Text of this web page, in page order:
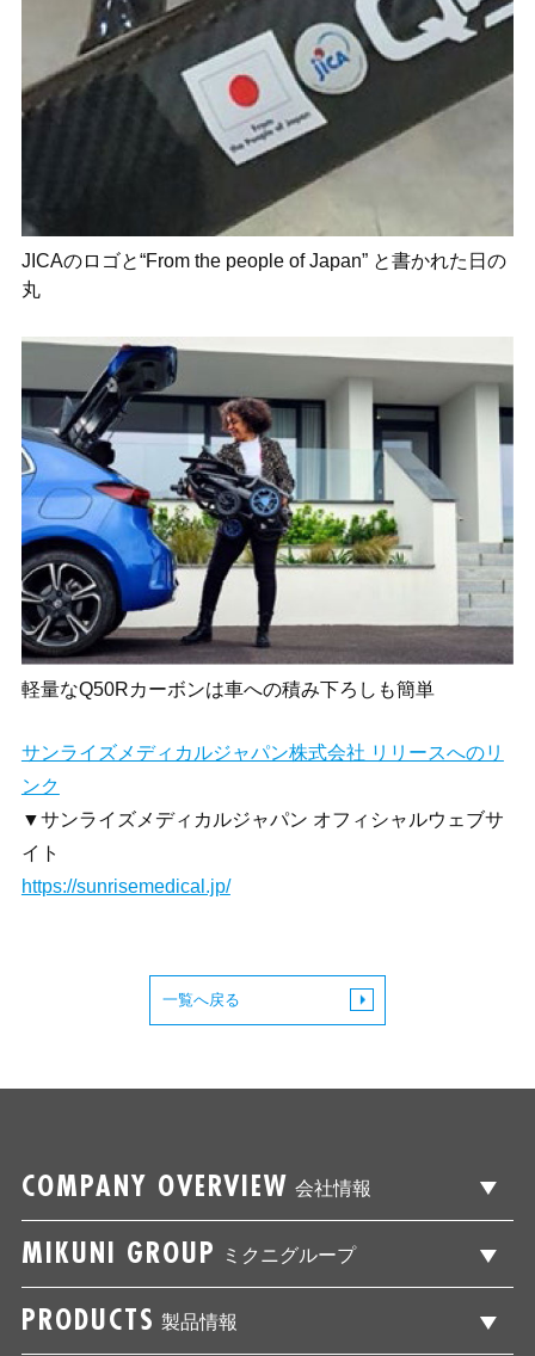
JICAのロゴと“From the people of Japan” と書かれた日の
丸
軽量なQ50Rカーボンは車への積み下ろしも簡単
サンライズメディカルジャパン株式会社 リリースへのリ
ンク
▼サンライズメディカルジャパン オフィシャルウェブサ
イト
https://sunrisemedical.jp/
一覧へ戻る
COMPANY OVERVIEW 会社情報
MIKUNI GROUP ミクニグループ
PRODUCTS 製品情報